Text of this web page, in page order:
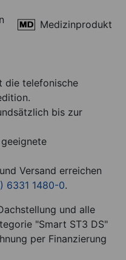
Medizinprodukt
die telefonische
bis zur
Versand erreichen
6331 1480-0.
und alle
"Smart ST3 DS"
per Finanzierung